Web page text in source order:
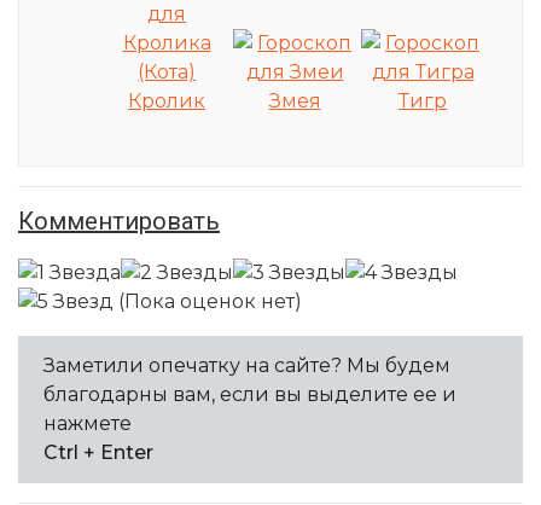
Кролик Змея Тигр
Комментировать
(Пока оценок нет)
Заметили опечатку на сайте? Мы будем
благодарны вам, если вы выделите ее и
нажмете
Ctrl + Enter